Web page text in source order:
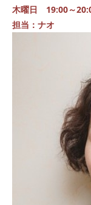
木曜日 19:00～
担当：ナオ